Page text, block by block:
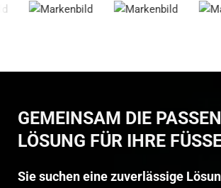
GEMEINSAM DIE
LÖSUNG FÜR IHRE FÜSSE
Sie suchen eine zuverlässige